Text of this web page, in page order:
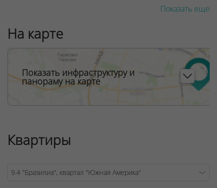
Предусмотрено дизайнерское лобби со стойкой
вас гостей. Фантазия дизайнеров вестибюля
«Бразилиа» погружает нас в атмосферу тропических
лесов. Она будет дополнена экзотическими живыми
растениями в кадках. Здесь есть санитарная комната с
пеленальным столиком для малышей.
Договор на оказание риэлтерских услуг № 448/6, от
Показать еще
На карте
Показать инфраструктуру и
панораму на карте
Квартиры